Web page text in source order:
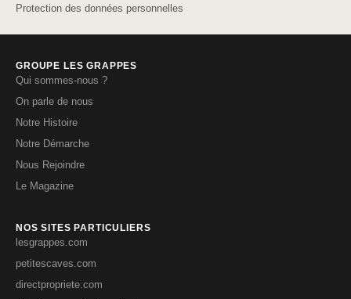
Protection des données personnelles
GROUPE LES GRAPPES
Qui sommes-nous ?
On parle de nous
Notre Histoire
Notre Démarche
Nous Rejoindre
Le Magazine
NOS SITES PARTICULIERS
lesgrappes.com
petitescaves.com
directpropriete.com